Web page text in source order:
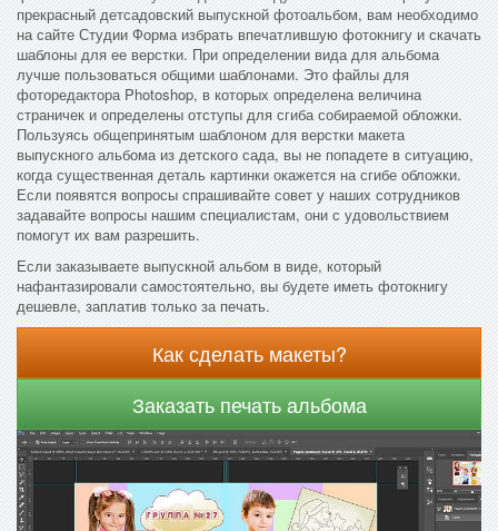
прекрасный детсадовский выпускной фотоальбом, вам необходимо
на сайте Студии Форма избрать впечатлившую фотокнигу и скачать
шаблоны для ее верстки. При определении вида для альбома
лучше пользоваться общими шаблонами. Это файлы для
фоторедактора Photoshop, в которых определена величина
страничек и определены отступы для сгиба собираемой обложки.
Пользуясь общепринятым шаблоном для верстки макета
выпускного альбома из детского сада, вы не попадете в ситуацию,
когда существенная деталь картинки окажется на сгибе обложки.
Если появятся вопросы спрашивайте совет у наших сотрудников
задавайте вопросы нашим специалистам, они с удовольствием
помогут их вам разрешить.
Если заказываете выпускной альбом в виде, который
нафантазировали самостоятельно, вы будете иметь фотокнигу
дешевле, заплатив только за печать.
Как сделать макеты?
Заказать печать альбома